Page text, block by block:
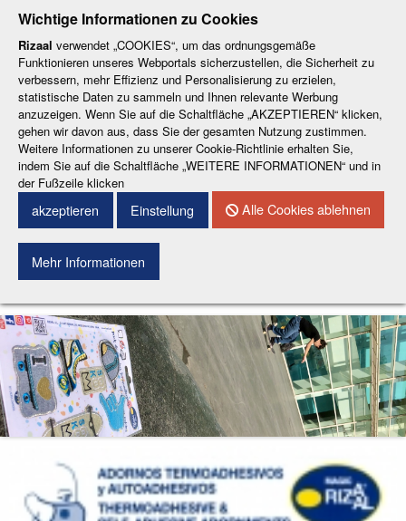
Wichtige Informationen zu Cookies
Rizaal verwendet „COOKIES“, um das ordnungsgemäße
Funktionieren unseres Webportals sicherzustellen, die Sicherheit zu
verbessern, mehr Effizienz und Personalisierung zu erzielen,
statistische Daten zu sammeln und Ihnen relevante Werbung
anzuzeigen. Wenn Sie auf die Schaltfläche „AKZEPTIEREN“ klicken,
gehen wir davon aus, dass Sie der gesamten Nutzung zustimmen.
Weitere Informationen zu unserer Cookie-Richtlinie erhalten Sie,
indem Sie auf die Schaltfläche „WEITERE INFORMATIONEN“ und in
der Fußzeile klicken
akzeptieren Einstellung Alle Cookies ablehnen
Mehr Informationen
- ESP-ENG-CAT-FRA
KONTAKT
Menu